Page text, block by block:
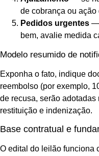
de cobrança ou
Pedidos urgentes —
bem, avalie medida
Modelo resumido de
Exponha o fato, indique
reembolso (por exemplo,
de recusa, serão
restituição e indenização.
Base contratual e
O edital do leilão funciona